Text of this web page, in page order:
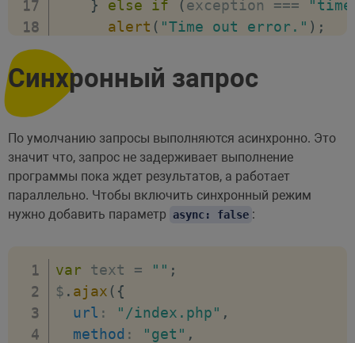
}
else if (exception ===
alert ( "Time out error." ) ;
alert("Ajax request
}
else {
}
},
});
Синхронный запрос
По умолчанию запросы выполняются асинхронно. Это
значит что, запрос не задерживает выполнение
программы пока ждет результатов, а работает
параллельно. Чтобы включить синхронный режим
нужно добавить параметр async: false :
var text = "" ;
$ . ajax ( {
url : "/index.php" ,
method : "get" ,